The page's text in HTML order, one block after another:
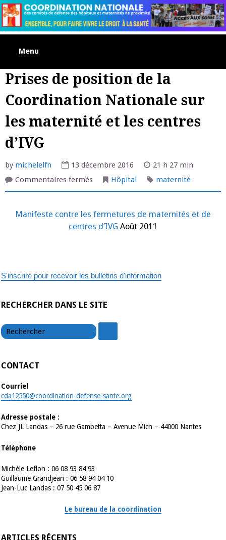
Skip
to
content
Menu
Prises de position de la
Coordination Nationale sur
les maternité et les centres
d’IVG
by michelelfn 13 décembre 2016
21 h 27 min
Commentaires ferméssur
de
la
Coordination
Nationale
centres
d’IVG
Hôpital maternité
Manifeste contre les fermetures de maternités et de
centres d’IVG Août 2011
S'inscrire pour recevoir les bulletins d'information
RECHERCHER DANS LE SITE
CONTACT
Courriel
cda12550@coordination-defense-sante.org
Adresse postale :
Chez JL Landas – 26 rue Gambetta – Avenue Mich – 44000 Nantes
Téléphone
Michèle Leflon : 06 08 93 84 93
Guillaume Grandjean : 06 58 94 04 10
Jean-Luc Landas : 07 50 45 06 87
Le bureau de la coordination
ARTICLES RÉCENTS